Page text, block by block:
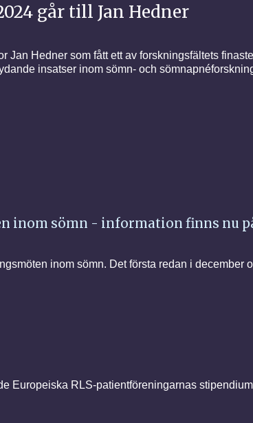
går till Jan Hedner
Jan Hedner som fått ett av forskningsfältets
insatser inom sömn- och
inom sömn - information finns nu på
inom sömn. Det första redan i december
Europeiska RLS-patientföreningarnas